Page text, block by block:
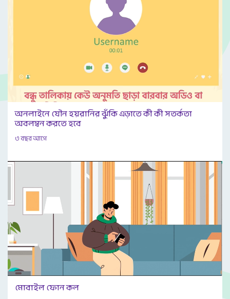
অনলাইনে যৌন হয়রানির ঝুঁকি এড়াতে কী কী সতর্কতা
অবলম্বন করতে হবে
৩ বছর আগে
মোবাইল ফোন কল